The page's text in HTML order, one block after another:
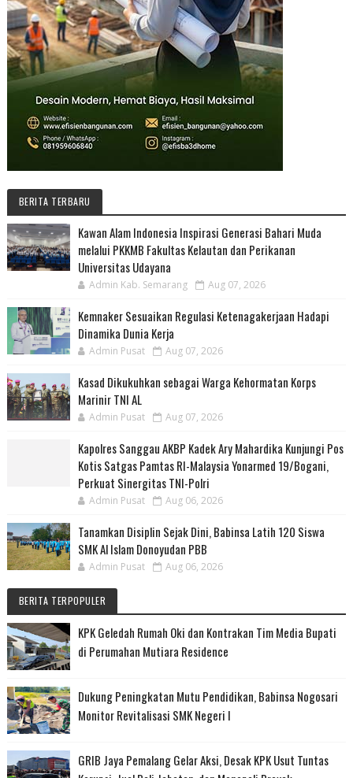
BERITA TERBARU
Kawan Alam Indonesia Inspirasi Generasi Bahari Muda
melalui PKKMB Fakultas Kelautan dan Perikanan
Universitas Udayana
Admin Kab. Semarang Aug 07, 2026
Kemnaker Sesuaikan Regulasi Ketenagakerjaan Hadapi
Dinamika Dunia Kerja
Admin Pusat Aug 07, 2026
Kasad Dikukuhkan sebagai Warga Kehormatan Korps
Marinir TNI AL
Admin Pusat Aug 07, 2026
Kapolres Sanggau AKBP Kadek Ary Mahardika Kunjungi Pos
Kotis Satgas Pamtas RI-Malaysia Yonarmed 19/Bogani,
Perkuat Sinergitas TNI-Polri
Admin Pusat Aug 06, 2026
Tanamkan Disiplin Sejak Dini, Babinsa Latih 120 Siswa
SMK Al Islam Donoyudan PBB
Admin Pusat Aug 06, 2026
BERITA TERPOPULER
KPK Geledah Rumah Oki dan Kontrakan Tim Media Bupati
di Perumahan Mutiara Residence
Dukung Peningkatan Mutu Pendidikan, Babinsa Nogosari
Monitor Revitalisasi SMK Negeri I
GRIB Jaya Pemalang Gelar Aksi, Desak KPK Usut Tuntas